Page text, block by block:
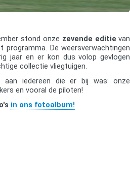
stond onze zevende editie van
programma. De weersverwachtingen
jaar en er kon dus volop gevlogen
collectie vliegtuigen.
aan iedereen die er bij was: onze
en vooral de piloten!
in ons fotoalbum!